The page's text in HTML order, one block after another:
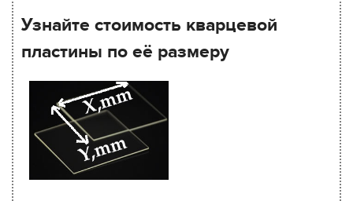
Узнайте стоимость кварцевой
пластины по её размеру